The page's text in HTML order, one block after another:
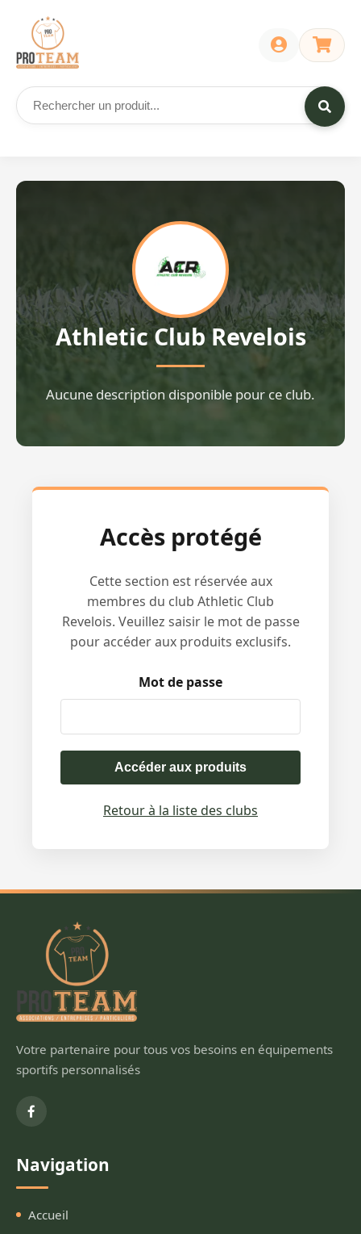
Athletic Club Revelois
Aucune description disponible pour ce club.
Accès protégé
Cette section est réservée aux
membres du club Athletic Club
Revelois. Veuillez saisir le mot de passe
pour accéder aux produits exclusifs.
Mot de passe
Accéder aux produits
Retour à la liste des clubs
Votre partenaire pour tous vos besoins en équipements
sportifs personnalisés
Navigation
Accueil